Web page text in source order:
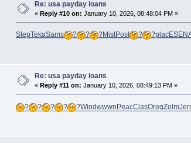
Re: usa payday loans
«Reply #10 on: January 10, 2026, 08:48:04 PM »
StepTekaSams ? ? ?MistPost ? ?placESEN
Re: usa payday loans
«Reply #11 on: January 10, 2026, 08:49:13 PM »
? ? ? ? ?Windwwwn PeacClasOregZelmJerr